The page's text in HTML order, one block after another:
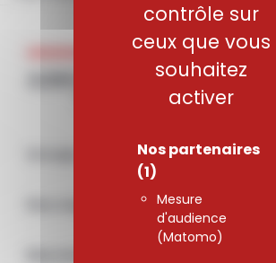
contrôle sur
ceux que vous
souhaitez
activer
Nos partenaires
(1)
Mesure
d'audience
(Matomo)
Nos engagements